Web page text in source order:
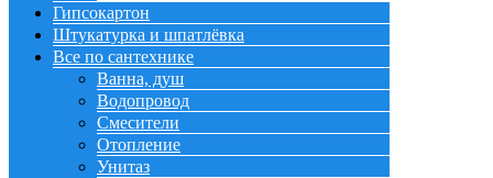
Гипсокартон
Штукатурка и шпатлёвка
Все по сантехнике
Ванна, душ
Водопровод
Смесители
Отопление
Унитаз